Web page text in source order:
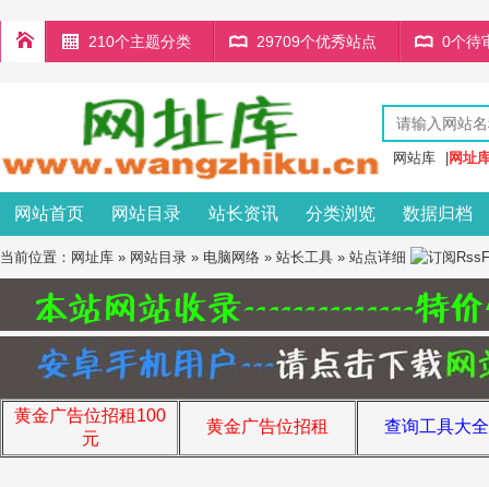
210个主题分类 29709个优秀站点 0个待
网站库 网址
网站首页 网站目录 站长资讯 分类浏览 数据归档
当前位置： 网址库 » 网站目录 » 电脑网络 » 站长工具 » 站点详细
黄金广告位招租100
元
黄金广告位招租 查询工具大